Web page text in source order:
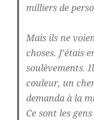
milliers de
Mais ils ne
choses. J’étais
soulèvements.
couleur, un
demanda à la
Ce sont les